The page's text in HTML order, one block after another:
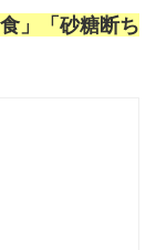
」「砂糖断ち